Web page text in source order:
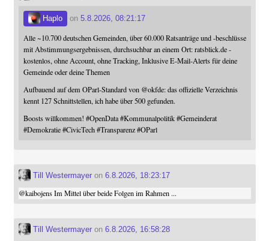
Haplo on 5.8.2026, 08:21:17
Alle ~10.700 deutschen Gemeinden, über 60.000 Ratsanträge und -beschlüsse
mit Abstimmungsergebnissen, durchsuchbar an einem Ort: ratsblick.de -
kostenlos, ohne Account, ohne Tracking, Inklusive E-Mail-Alerts für deine
Gemeinde oder deine Themen
Aufbauend auf dem OParl-Standard von @okfde: das offizielle Verzeichnis
kennt 127 Schnittstellen, ich habe über 500 gefunden.
Boosts willkommen! #OpenData #Kommunalpolitik #Gemeinderat
#Demokratie #CivicTech #Transparenz #OParl
Till Westermayeron 6.8.2026, 18:23:17
@kaibojensIm Mittel über beide Folgen im Rahmen ...
Till Westermayeron 6.8.2026, 16:58:28